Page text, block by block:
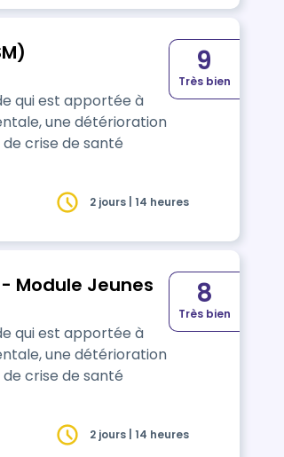
qui est apportée à
une détérioration
crise de santé
9
Très bien
2 jours | 14 heures
Module Jeunes
qui est apportée à
une détérioration
crise de santé
8
Très bien
2 jours | 14 heures